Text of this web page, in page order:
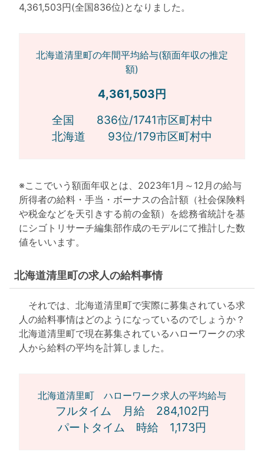
4,361,503円(全国836位)となりました。
北海道清里町の年間平均給与(額面年収の推定
額)
4,361,503円
全国 836位/1741市区町村中
北海道 93位/179市区町村中
※ここでいう額面年収とは、2023年1月～12月の給与
所得者の給料・手当・ボーナスの合計額（社会保険料
や税金などを天引きする前の金額）を総務省統計を基
にシゴトリサーチ編集部作成のモデルにて推計した数
値をいいます。
北海道清里町の求人の給料事情
それでは、北海道清里町で実際に募集されている求
人の給料事情はどのようになっているのでしょうか？
北海道清里町で現在募集されているハローワークの求
人から給料の平均を計算しました。
北海道清里町 ハローワーク求人の平均給与
フルタイム 月給 284,102円
パートタイム 時給 1,173円